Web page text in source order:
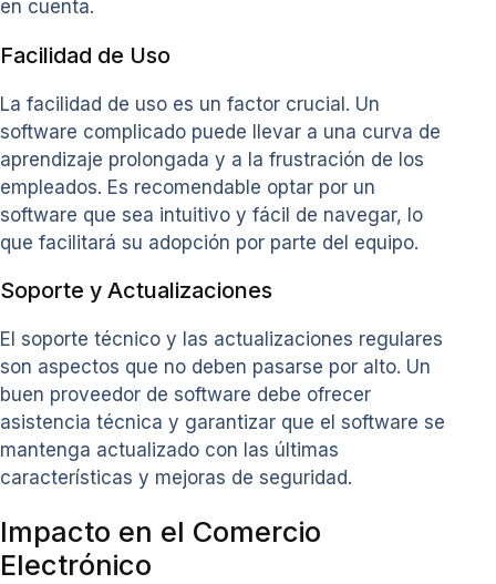
en cuenta.
Facilidad de Uso
La facilidad de uso es un factor crucial. Un
software complicado puede llevar a una curva de
aprendizaje prolongada y a la frustración de los
empleados. Es recomendable optar por un
software que sea intuitivo y fácil de navegar, lo
que facilitará su adopción por parte del equipo.
Soporte y Actualizaciones
El soporte técnico y las actualizaciones regulares
son aspectos que no deben pasarse por alto. Un
buen proveedor de software debe ofrecer
asistencia técnica y garantizar que el software se
mantenga actualizado con las últimas
características y mejoras de seguridad.
Impacto en el Comercio
Electrónico